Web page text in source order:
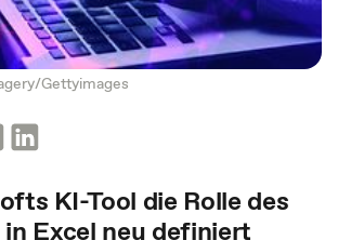
Gettyimages
KI-Tool die Rolle des
Excel neu definiert